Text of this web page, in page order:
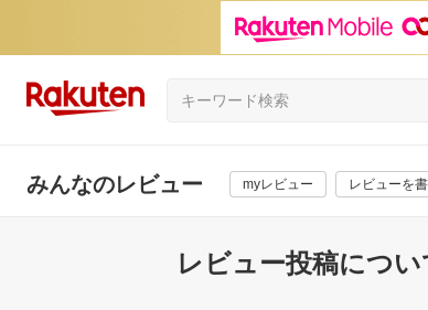
みんなのレビュー myレビュー レビューを
レビュー投稿につ